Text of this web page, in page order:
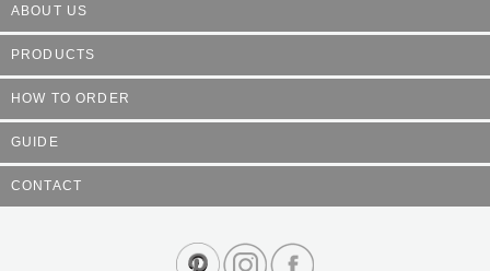
ABOUT US
PRODUCTS
HOW TO ORDER
GUIDE
CONTACT